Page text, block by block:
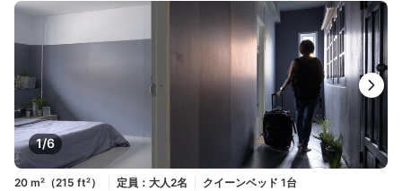
1/6
20 m²（215 ft²） 定員：大人2名
クイーンベッド 1台